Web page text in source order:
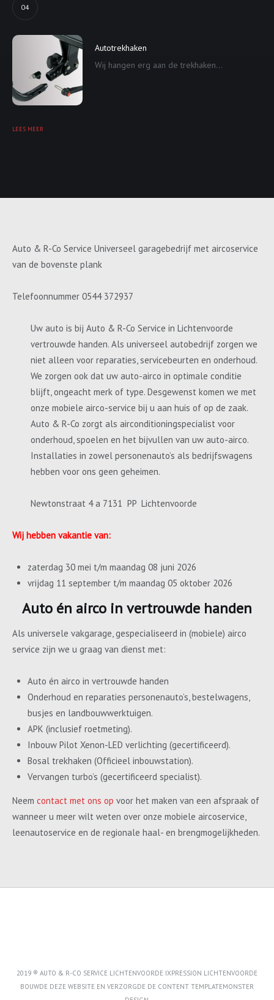
04
Autotrekhaken
Wij hangen erg aan de trekhaken...
LEES MEER
Auto & R-Co Service Universeel garagebedrijf met aircoservice
van de bovenste plank
Telefoonnummer 0544 372937
Uw auto is bij Auto & R-Co Service in Lichtenvoorde
vertrouwde handen. Als universeel autobedrijf zorgen we
niet alleen voor reparaties, servicebeurten en onderhoud.
We zorgen ook dat uw auto-airco in optimale conditie
blijft, ongeacht merk of type. Desgewenst komen we met
onze mobiele airco-service bij u aan huis of op de zaak.
Auto & R-Co zorgt als airconditioningspecialist voor
onderhoud, spoelen en het bijvullen van uw auto-airco.
Installaties in zowel personenauto’s als bedrijfswagens
hebben voor ons geen geheimen.
Newtonstraat 4 a 7131 PP Lichtenvoorde
Wij hebben vakantie van:
zaterdag 30 mei t/m maandag 08 juni 2026
vrijdag 11 september t/m maandag 05 oktober 2026
Auto én airco in vertrouwde handen
Als universele vakgarage, gespecialiseerd in (mobiele) airco
service zijn we u graag van dienst met:
Auto én airco in vertrouwde handen
Onderhoud en reparaties personenauto’s, bestelwagens,
busjes en landbouwwerktuigen.
APK (inclusief roetmeting).
Inbouw Pilot Xenon-LED verlichting (gecertificeerd).
Bosal trekhaken (Officieel inbouwstation).
Vervangen turbo’s (gecertificeerd specialist).
Neem contact met ons op voor het maken van een afspraak of
wanneer u meer wilt weten over onze mobiele aircoservice,
leenautoservice en de regionale haal- en brengmogelijkheden.
2019 ® AUTO & R-CO SERVICE LICHTENVOORDE IXPRESSION LICHTENVOORDE
BOUWDE DEZE WEBSITE EN VERZORGDE DE CONTENT TEMPLATEMONSTER